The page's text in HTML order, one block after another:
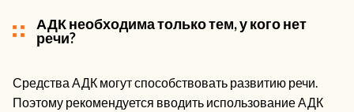
АДК необходима только тем, у кого нет
речи?
Средства АДК могут способствовать развитию речи.
Поэтому рекомендуется вводить использование АДК